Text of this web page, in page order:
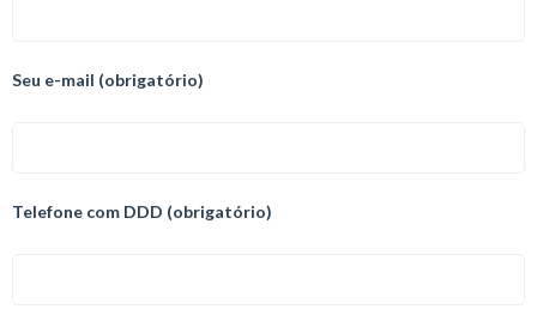
Seu e-mail (obrigatório)
Telefone com DDD (obrigatório)